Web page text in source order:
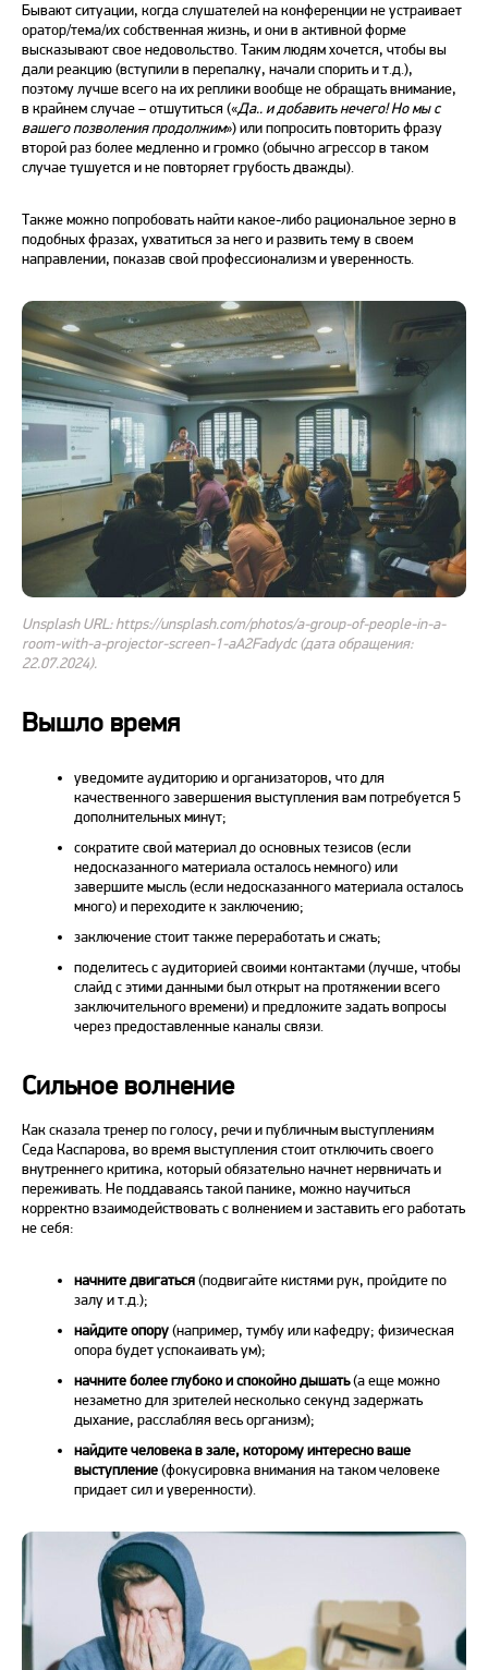
Бывают ситуации, когда слушателей на конференции не устраивает
оратор/тема/их собственная жизнь, и они в активной форме
высказывают свое недовольство. Таким людям хочется, чтобы вы
дали реакцию (вступили в перепалку, начали спорить и т.д.),
поэтому лучше всего на их реплики вообще не обращать внимание,
в крайнем случае – отшутиться («Да.. и добавить нечего! Но мы с
вашего позволения продолжим») или попросить повторить фразу
второй раз более медленно и громко (обычно агрессор в таком
случае тушуется и не повторяет грубость дважды).
Также можно попробовать найти какое-либо рациональное зерно в
подобных фразах, ухватиться за него и развить тему в своем
направлении, показав свой профессионализм и уверенность.
Unsplash URL: https://unsplash.com/photos/a-group-of-people-in-a-
room-with-a-projector-screen-1-aA2Fadydc (дата обращения:
22.07.2024).
Вышло время
уведомите аудиторию и организаторов, что для
качественного завершения выступления вам потребуется 5
дополнительных минут;
сократите свой материал до основных тезисов (если
недосказанного материала осталось немного) или
завершите мысль (если недосказанного материала осталось
много) и переходите к заключению;
заключение стоит также переработать и сжать;
поделитесь с аудиторией своими контактами (лучше, чтобы
слайд с этими данными был открыт на протяжении всего
заключительного времени) и предложите задать вопросы
через предоставленные каналы связи.
Сильное волнение
Как сказала тренер по голосу, речи и публичным выступлениям
Седа Каспарова, во время выступления стоит отключить своего
внутреннего критика, который обязательно начнет нервничать и
переживать. Не поддаваясь такой панике, можно научиться
корректно взаимодействовать с волнением и заставить его работать
не себя:
начните двигаться(подвигайте кистями рук, пройдите по
залу и т.д.);
найдите опору(например, тумбу или кафедру; физическая
опора будет успокаивать ум);
начните более глубоко и спокойно дышать(а еще можно
незаметно для зрителей несколько секунд задержать
дыхание, расслабляя весь организм);
найдите человека в зале, которому интересно ваше
выступление(фокусировка внимания на таком человеке
придает сил и уверенности).